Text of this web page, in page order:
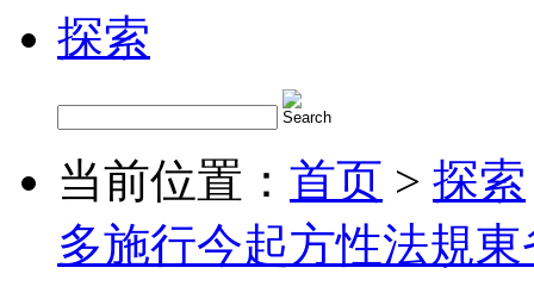
探索
当前位置： 首页 > 探索
多施行今起方性法規